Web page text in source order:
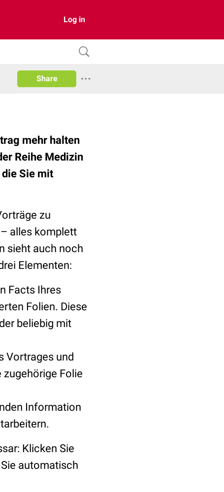
Log in
Share
mehr halten
Reihe Medizin
Sie mit
zu
alles komplett
sieht auch noch
Elementen:
Facts Ihres
Folien. Diese
beliebig mit
Vortrages und
Folie
Information
Klicken Sie
automatisch